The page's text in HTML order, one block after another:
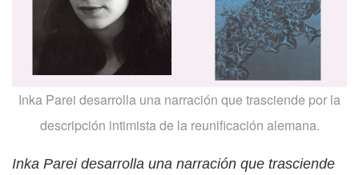
Inka Parei desarrolla una narración que trasciende por la
descripción intimista de la reunificación alemana.
Inka Parei desarrolla una narración que trasciende